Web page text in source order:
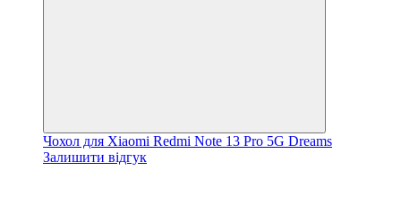
Чохол для Xiaomi Redmi Note 13 Pro 5G Dreams
Залишити відгук